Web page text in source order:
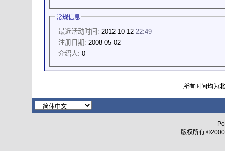
常规信息
最近活动时间: 2012-10-12 22:49
注册日期: 2008-05-02
介绍人: 0
所有时间均为
版权所有